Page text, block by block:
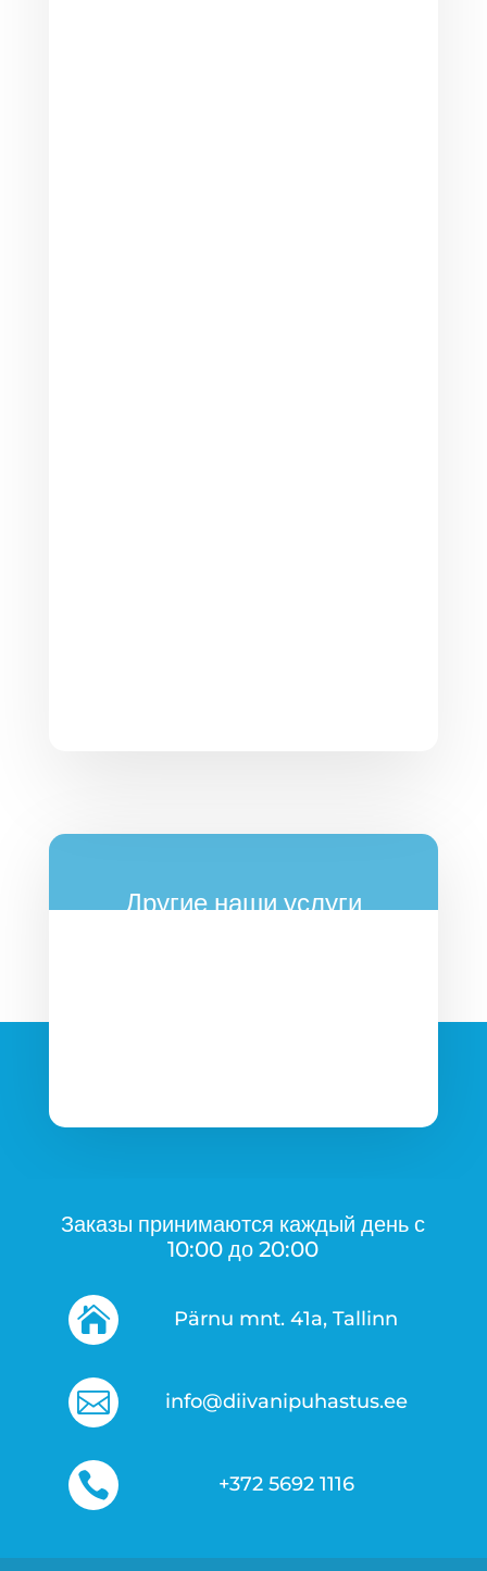
Другие наши услуги
Заказы принимаются каждый день с
10:00 до 20:00
 Pärnu mnt. 41a, Tallinn
 info@diivanipuhastus.ee
 +372 5692 1116